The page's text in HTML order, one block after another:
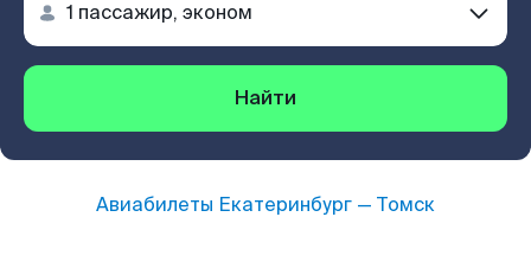
Найти
Авиабилеты Екатеринбург — Томск